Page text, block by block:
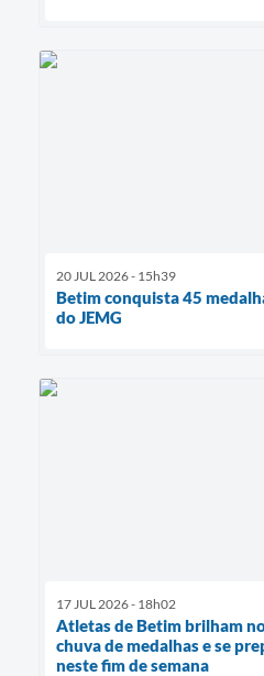
20 JUL 2026 - 15h39
Betim conquista 45
do JEMG
17 JUL 2026 - 18h02
Atletas de Betim brilham
chuva de medalhas e se
neste fim de semana